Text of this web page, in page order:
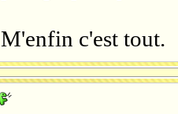
M'enfin c'est tout.